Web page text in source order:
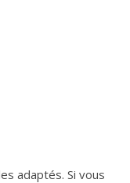
adaptés. Si vous